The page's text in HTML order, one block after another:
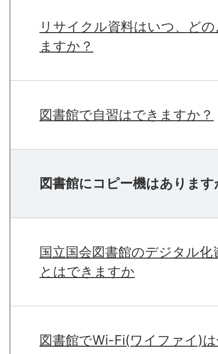
リサイクル資料はいつ、ど
ますか？
図書館で自習はできますか？
図書館にコピー機はあります
国立国会図書館のデジタル
とはできますか
図書館でWi-Fi(ワイファイ)